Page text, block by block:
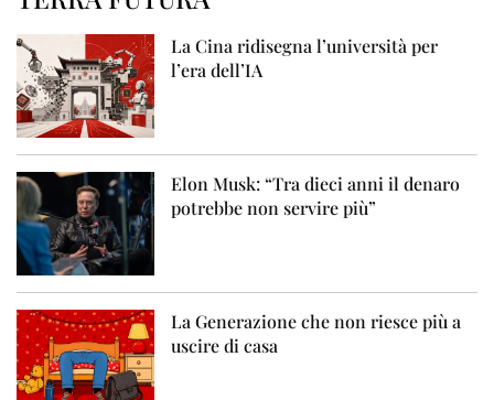
La Cina ridisegna l’università per
l’era dell’IA
Elon Musk: “Tra dieci anni il denaro
potrebbe non servire più”
La Generazione che non riesce più a
uscire di casa